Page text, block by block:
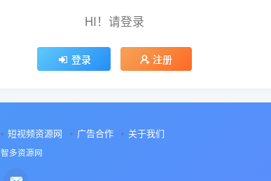
HI！请登录
登录 注册
短视频资源网 广告合作 关于我们
智多资源网